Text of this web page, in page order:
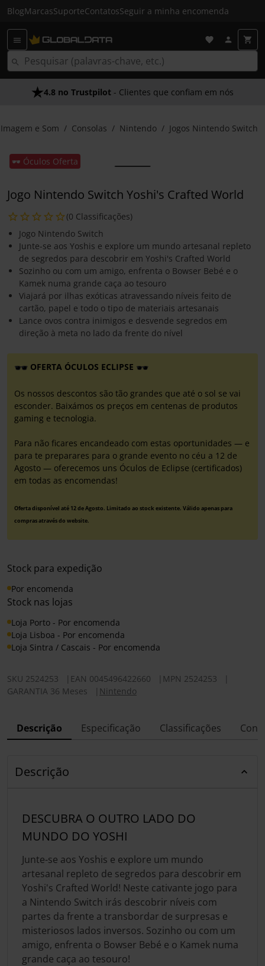
BlogMarcasSuporteContatosSeguir a minha encomenda
4.8 no Trustpilot - Clientes que confiam em nós
Imagem e Som Consolas Nintendo Jogos Nintendo Switch
🕶️ Óculos Oferta
Jogo Nintendo Switch Yoshi's Crafted World
(0 Classificações)
Jogo Nintendo Switch
Junte-se aos Yoshis e explore um mundo artesanal repleto
de segredos para descobrir em Yoshi's Crafted World
Sozinho ou com um amigo, enfrenta o Bowser Bebé e o
Kamek numa grande caça ao tesouro
Viajará por ilhas exóticas atravessando níveis feito de
cartão, papel e todo o tipo de materiais artesanais
Lance ovos contra inimigos e desvende segredos em
direção à meta no lado da frente do nível
OFERTA ÓCULOS ECLIPSE
Os nossos descontos são tão grandes que até o sol se vai
esconder. Baixámos os preços em centenas de produtos
gaming e tecnologia.
Para não ficares encandeado com estas oportunidades — e
para te preparares para o grande evento no céu a 12 de
Agosto — oferecemos uns Óculos de Eclipse (certificados)
em todas as encomendas!
Oferta disponível até 12 de Agosto. Limitado ao stock existente. Válido apenas para
compras através do website.
Stock para expedição
Por encomenda
Stock nas lojas
Loja Porto - Por encomenda
Loja Lisboa - Por encomenda
Loja Sintra / Cascais - Por encomenda
SKU 2524253 EAN 0045496422660 MPN 2524253
GARANTIA 36 Meses
Nintendo
Descrição Especificação Classificações
Descrição
DESCUBRA O OUTRO LADO DO
MUNDO DO YOSHI
Junte-se aos Yoshis e explore um mundo
artesanal repleto de segredos para descobrir em
Yoshi's Crafted World! Neste cativante jogo para
a Nintendo Switch irás descobrir níveis com
partes da frente a transbordar de surpresas e
misteriosos lados inversos. Sozinho ou com um
amigo, enfrenta o Bowser Bebé e o Kamek numa
grande caça ao tesouro!